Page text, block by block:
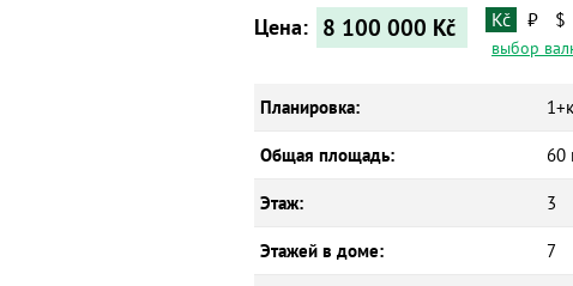
Цена: 8 100 000 Kč Kč ₽ $
выбор
Планировка:
Общая площадь: 60
Этаж: 3
Этажей в доме: 7